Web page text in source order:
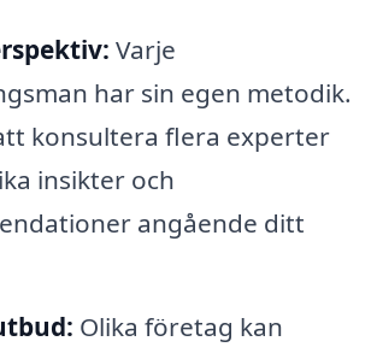
Varje
har sin egen metodik.
konsultera flera experter
insikter och
angående ditt
Olika företag kan